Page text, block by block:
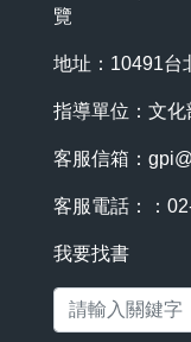
覽
地址：10491台
指導單位：文化
客服信箱：
客服電話：：
我要找書